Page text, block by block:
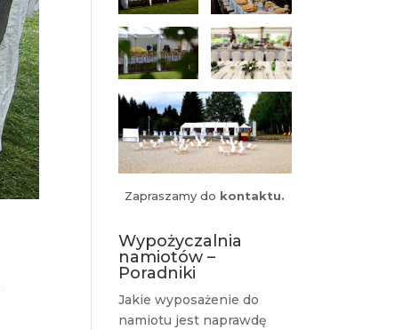
Zapraszamy do kontaktu.
Wypożyczalnia
namiotów –
Poradniki
Jakie wyposażenie do
namiotu jest naprawdę